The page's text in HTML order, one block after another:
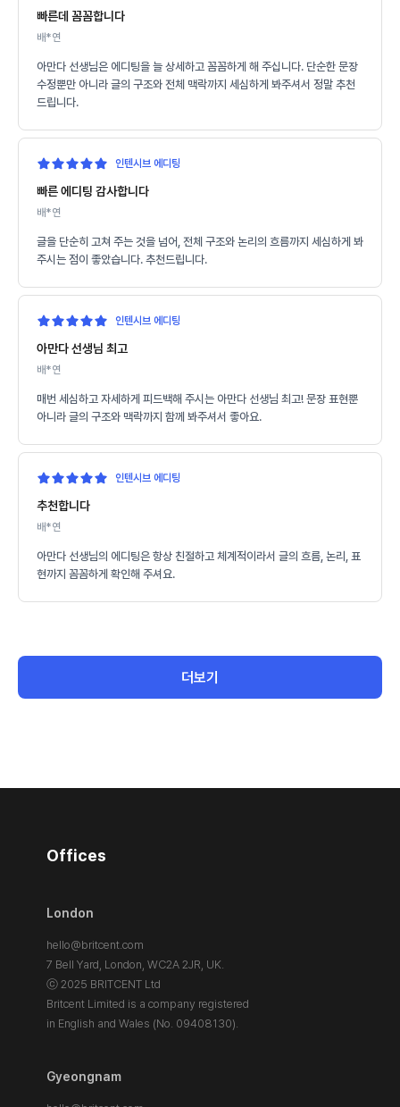
빠른데 꼼꼼합니다
배*연
아만다 선생님은 에디팅을 늘 상세하고 꼼꼼하게 해 주십니다. 단순한 문장
수정뿐만 아니라 글의 구조와 전체 맥락까지 세심하게 봐주셔서 정말 추천
드립니다.
인텐시브 에디팅
빠른 에디팅 감사합니다
배*연
글을 단순히 고쳐 주는 것을 넘어, 전체 구조와 논리의 흐름까지 세심하게 봐
주시는 점이 좋았습니다. 추천드립니다.
인텐시브 에디팅
아만다 선생님 최고
배*연
매번 세심하고 자세하게 피드백해 주시는 아만다 선생님 최고! 문장 표현뿐
아니라 글의 구조와 맥락까지 함께 봐주셔서 좋아요.
인텐시브 에디팅
추천합니다
배*연
아만다 선생님의 에디팅은 항상 친절하고 체계적이라서 글의 흐름, 논리, 표
현까지 꼼꼼하게 확인해 주셔요.
더보기
Offices
London
hello@britcent.com
7 Bell Yard, London, WC2A 2JR, UK.
ⓒ 2025 BRITCENT Ltd
Britcent Limited is a company registered
in English and Wales (No. 09408130).
Gyeongnam